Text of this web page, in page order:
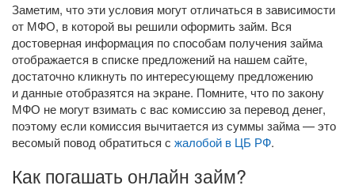
Заметим, что эти условия могут отличаться в зависимости
от МФО, в которой вы решили оформить займ. Вся
достоверная информация по способам получения займа
отображается в списке предложений на нашем сайте,
достаточно кликнуть по интересующему предложению
и данные отобразятся на экране. Помните, что по закону
МФО не могут взимать с вас комиссию за перевод денег,
поэтому если комиссия вычитается из суммы займа — это
весомый повод обратиться с жалобой в ЦБ РФ.
Как погашать онлайн займ?